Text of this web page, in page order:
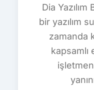
Dia
bir yazılım
zamanda
kapsamlı